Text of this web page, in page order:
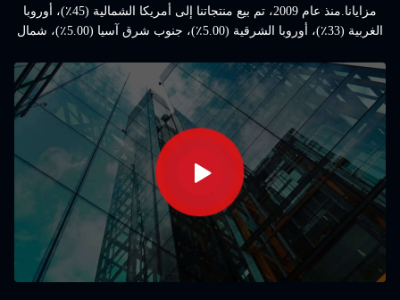
مزايانا.منذ عام 2009، تم بيع منتجاتنا إلى أمريكا الشمالية (45٪)، أوروبا
الغربية (33٪)، أوروبا الشرقية (5.00٪)، جنوب شرق آسيا (5.00٪)، شمال